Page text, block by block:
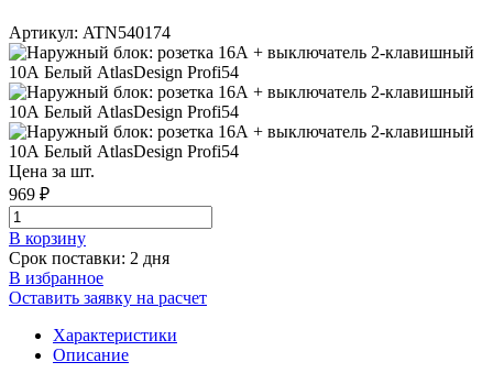
Артикул: ATN540174
Цена за шт.
969 ₽
В корзинy
Срок поставки: 2 дня
В избранное
Оставить заявку на расчет
Характеристики
Описание